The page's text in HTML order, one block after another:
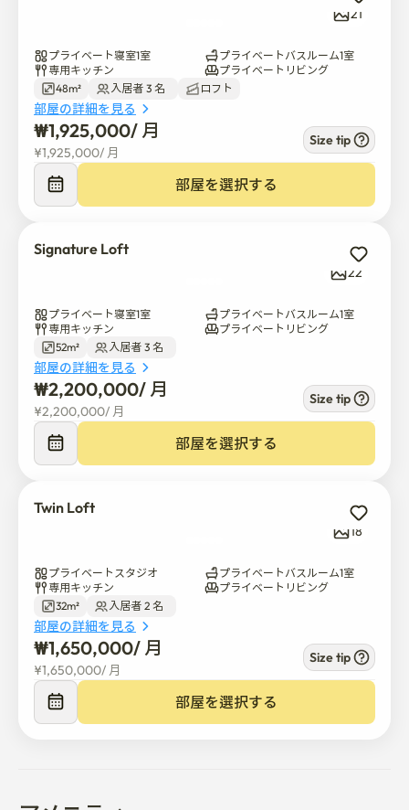
21
プライベート寝室1室
プライベートバスルーム1室
専用キッチン
プライベートリビング
48m²
入居者 3 名 ロフト
部屋の詳細を見る
₩1,925,000/ 月
¥1,925,000/ 月
Size tip
部屋を選択する
Signature Loft
22
プライベート寝室1室
プライベートバスルーム1室
専用キッチン
プライベートリビング
52m²
入居者 3 名
部屋の詳細を見る
₩2,200,000/ 月
¥2,200,000/ 月
Size tip
部屋を選択する
Twin Loft
18
プライベートスタジオ
プライベートバスルーム1室
専用キッチン
プライベートリビング
32m²
入居者 2 名
部屋の詳細を見る
₩1,650,000/ 月
¥1,650,000/ 月
Size tip
部屋を選択する